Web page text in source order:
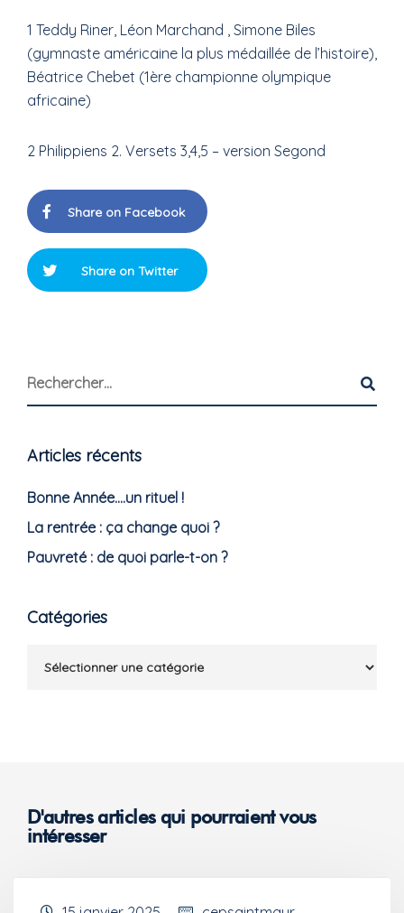
1 Teddy Riner, Léon Marchand , Simone Biles
(gymnaste américaine la plus médaillée de l’histoire),
Béatrice Chebet (1ère championne olympique
africaine)
2 Philippiens 2. Versets 3,4,5 – version Segond
Share on Facebook
Share on Twitter
Articles récents
Bonne Année….un rituel !
La rentrée : ça change quoi ?
Pauvreté : de quoi parle-t-on ?
Catégories
D'autres articles qui pourraient vous
intéresser